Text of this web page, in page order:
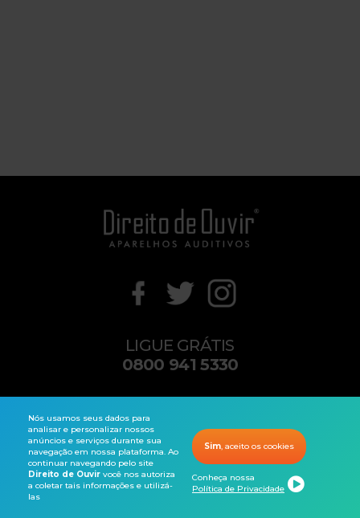
Audiometria
Nós usamos seus dados para
analisar e personalizar nossos
anúncios e serviços durante sua
navegação em nossa plataforma. Ao
continuar navegando pelo site
Direito de Ouvir você nos autoriza
a coletar tais informações e utilizá-
las
Conheça nossa
Política de Privacidade
Sim, aceito os cookies
LIGUE GRÁTIS
0800 941 5330
contato@direitodeouvir.com
Copyright© 2026 Direito de Ouvir®. Todos os direitos reservados.